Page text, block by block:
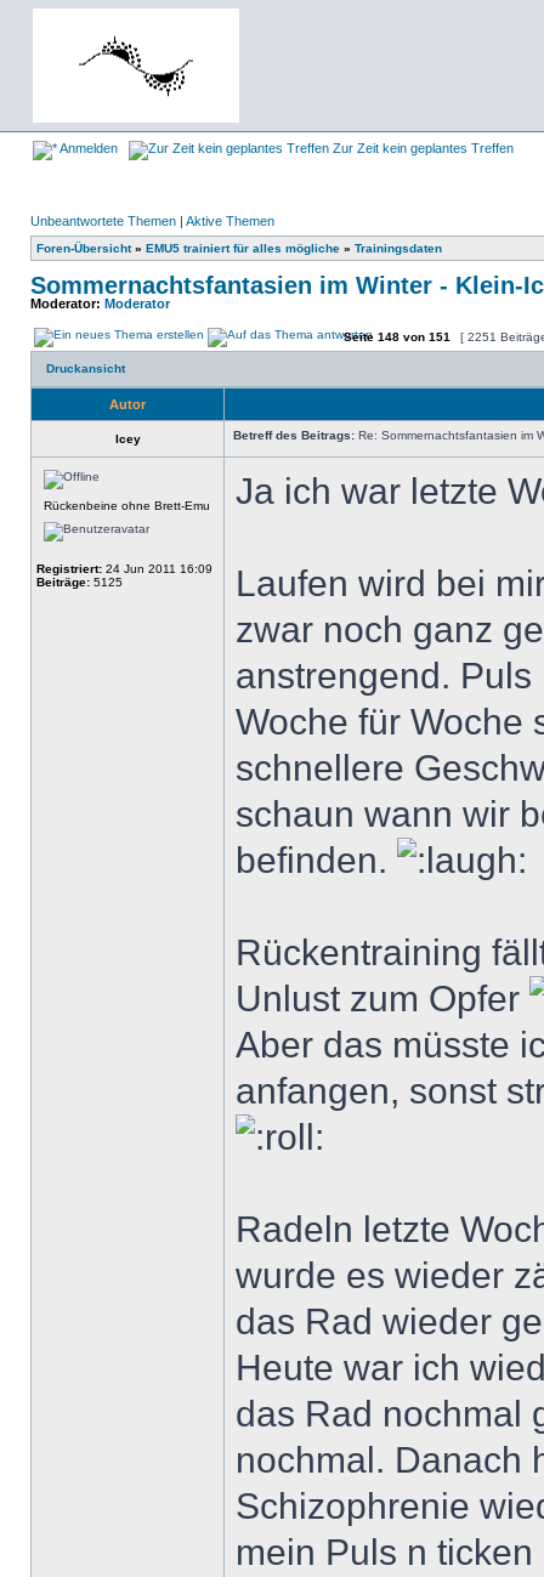
Anmelden Zur Zeit kein geplantes Treffen
Unbeantwortete Themen | Aktive Themen
Foren-Übersicht» EMU5 trainiert für alles mögliche » Trainingsdaten
Sommernachtsfantasien im Winter - Klein-
Moderator: Moderator
Seite 148 von 151 [ 2251
Druckansicht
Autor
Icey Betreff des Beitrags: Re: Sommernachtsfantasien im
Rückenbeine ohne Brett-Emu
Registriert: 24 Jun 2011 16:09
Beiträge: 5125
Ja ich war letzte
Laufen wird bei
zwar noch ganz
anstrengend.
Woche für Woche
schnellere
schaun wann wir
befinden.
Rückentraining
Unlust zum Opfer
Aber das müsste
anfangen, sonst
Radeln letzte
wurde es wieder
das Rad wieder
Heute war ich
das Rad nochmal
nochmal. Danach
Schizophrenie
mein Puls n